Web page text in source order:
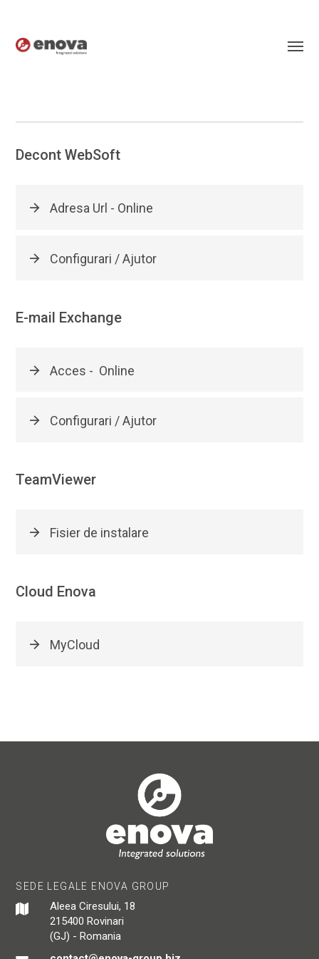
Decont WebSoft
Adresa Url - Online
Configurari / Ajutor
E-mail Exchange
Acces - Online
Configurari / Ajutor
TeamViewer
Fisier de instalare
Cloud Enova
MyCloud
SEDE LEGALE ENOVA GROUP
Aleea Ciresului, 18
215400 Rovinari
(GJ) - Romania